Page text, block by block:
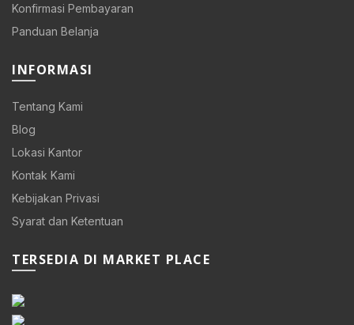
Konfirmasi Pembayaran
Panduan Belanja
INFORMASI
Tentang Kami
Blog
Lokasi Kantor
Kontak Kami
Kebijakan Privasi
Syarat dan Ketentuan
TERSEDIA DI MARKET PLACE